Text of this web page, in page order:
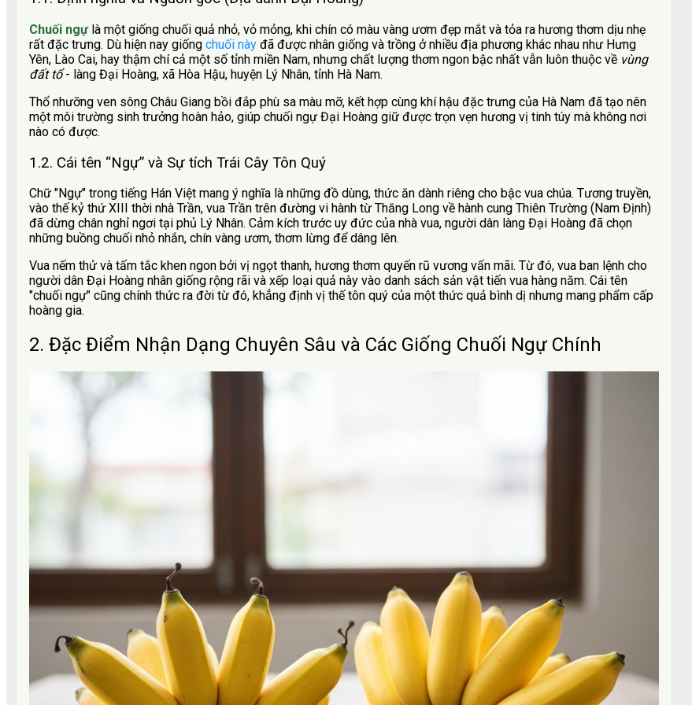
Chuối ngự là một giống chuối quả nhỏ, vỏ mỏng, khi chín có màu vàng ươm đẹp mắt và tỏa ra hương thơm dịu nhẹ
rất đặc trưng. Dù hiện nay giống chuối này đã được nhân giống và trồng ở nhiều địa phương khác nhau như Hưng
Yên, Lào Cai, hay thậm chí cả một số tỉnh miền Nam, nhưng chất lượng thơm ngon bậc nhất vẫn luôn thuộc về vùng
đất tổ- làng Đại Hoàng, xã Hòa Hậu, huyện Lý Nhân, tỉnh Hà Nam.
Thổ nhưỡng ven sông Châu Giang bồi đắp phù sa màu mỡ, kết hợp cùng khí hậu đặc trưng của Hà Nam đã tạo nên
một môi trường sinh trưởng hoàn hảo, giúp chuối ngự Đại Hoàng giữ được trọn vẹn hương vị tinh túy mà không nơi
nào có được.
1.2. Cái tên “Ngự” và Sự tích Trái Cây Tôn Quý
Chữ "Ngự" trong tiếng Hán Việt mang ý nghĩa là những đồ dùng, thức ăn dành riêng cho bậc vua chúa. Tương truyền,
vào thế kỷ thứ XIII thời nhà Trần, vua Trần trên đường vi hành từ Thăng Long về hành cung Thiên Trường (Nam Định)
đã dừng chân nghỉ ngơi tại phủ Lý Nhân. Cảm kích trước uy đức của nhà vua, người dân làng Đại Hoàng đã chọn
những buồng chuối nhỏ nhắn, chín vàng ươm, thơm lừng để dâng lên.
Vua nếm thử và tấm tắc khen ngon bởi vị ngọt thanh, hương thơm quyến rũ vương vấn mãi. Từ đó, vua ban lệnh cho
người dân Đại Hoàng nhân giống rộng rãi và xếp loại quả này vào danh sách sản vật tiến vua hàng năm. Cái tên
"chuối ngự" cũng chính thức ra đời từ đó, khẳng định vị thế tôn quý của một thức quả bình dị nhưng mang phẩm cấp
hoàng gia.
2. Đặc Điểm Nhận Dạng Chuyên Sâu và Các Giống Chuối Ngự Chính